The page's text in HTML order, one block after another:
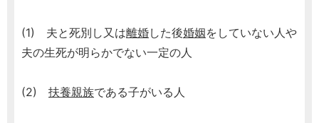
(1) 夫と死別し又は離婚した後婚姻をしていない人や
夫の生死が明らかでない一定の人
(2) 扶養親族である子がいる人